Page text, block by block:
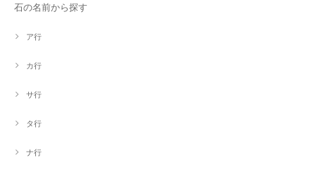
石の名前から探す
ア行
カ行
サ行
タ行
ナ行